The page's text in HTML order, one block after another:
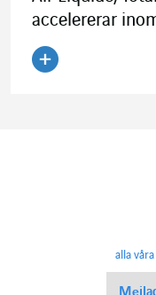
accelererar
alla